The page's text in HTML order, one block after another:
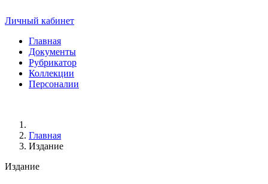
Личный кабинет
Главная
Документы
Рубрикатор
Коллекции
Персоналии
Главная
Издание
Издание